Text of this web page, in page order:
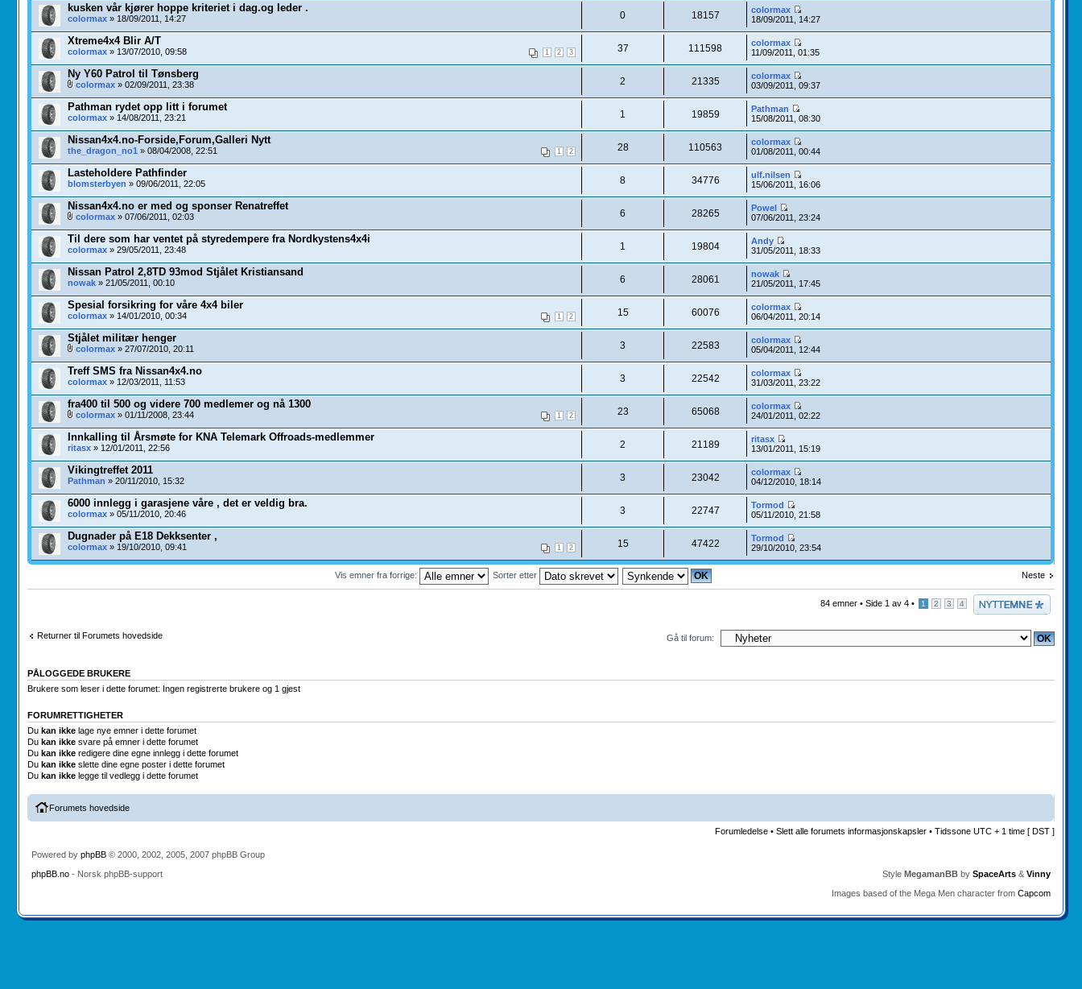
kusken vår kjører hoppe kriteriet i dag.og leder .
colormax» 18/09/2011, 14:27 0 18157
colormax
18/09/2011, 14:27
Xtreme4x4 Blir A/T
1 2 3
colormax» 13/07/2010, 09:58 37 111598
colormax
11/09/2011, 01:35
Ny Y60 Patrol til Tønsberg
colormax» 02/09/2011, 23:38 2 21335
colormax
03/09/2011, 09:37
Pathman rydet opp litt i forumet
colormax» 14/08/2011, 23:21 1 19859
Pathman
15/08/2011, 08:30
Nissan4x4.no-Forside,Forum,Galleri Nytt
1 2
the_dragon_no1 » 08/04/2008, 22:51 28 110563
colormax
01/08/2011, 00:44
Lasteholdere Pathfinder
blomsterbyen » 09/06/2011, 22:05 8 34776
ulf.nilsen
15/06/2011, 16:06
Nissan4x4.no er med og sponser Renatreffet
colormax» 07/06/2011, 02:03 6 28265
Powel
07/06/2011, 23:24
Til dere som har ventet på styredempere fra Nordkystens4x4i
colormax» 29/05/2011, 23:48 1 19804
Andy
31/05/2011, 18:33
Nissan Patrol 2,8TD 93mod Stjålet Kristiansand
nowak» 21/05/2011, 00:10 6 28061
nowak
21/05/2011, 17:45
Spesial forsikring for våre 4x4 biler
1 2
colormax» 14/01/2010, 00:34 15 60076
colormax
06/04/2011, 20:14
Stjålet militær henger
colormax» 27/07/2010, 20:11 3 22583
colormax
05/04/2011, 12:44
Treff SMS fra Nissan4x4.no
colormax» 12/03/2011, 11:53 3 22542
colormax
31/03/2011, 23:22
fra400 til 500 og videre 700 medlemer og nå 1300
1 2
colormax» 01/11/2008, 23:44 23 65068
colormax
24/01/2011, 02:22
Innkalling til Årsmøte for KNA Telemark Offroads-medlemmer
ritasx» 12/01/2011, 22:56 2 21189
ritasx
13/01/2011, 15:19
Vikingtreffet 2011
Pathman » 20/11/2010, 15:32 3 23042
colormax
04/12/2010, 18:14
6000 innlegg i garasjene våre , det er veldig bra.
colormax» 05/11/2010, 20:46 3 22747
Tormod
05/11/2010, 21:58
Dugnader på E18 Dekksenter ,
1 2
colormax» 19/10/2010, 09:41 15 47422
Tormod
29/10/2010, 23:54
Neste
Vis emner fra forrige: Sorter etter
Legg inn et nytt
emne
84 emner •Side 1 av4 • 1 2 3 4
Returner til Forumets hovedside Gå til forum:
PÅLOGGEDE BRUKERE
Brukere som leser i dette forumet: Ingen registrerte brukere og 1 gjest
FORUMRETTIGHETER
Du kan ikkelage nye emner i dette forumet
Du kan ikkesvare på emner i dette forumet
Du kan ikkeredigere dine egne innlegg i dette forumet
Du kan ikkeslette dine egne poster i dette forumet
Du kan ikkelegge til vedlegg i dette forumet
Forumets hovedside
Forumledelse •Slett alle forumets informasjonskapsler • Tidssone UTC + 1 time [ DST ]
Powered by phpBB© 2000, 2002, 2005, 2007 phpBB Group
phpBB.no- Norsk phpBB-support Style MegamanBB bySpaceArts &Vinny
Images based of the Mega Men character fromCapcom